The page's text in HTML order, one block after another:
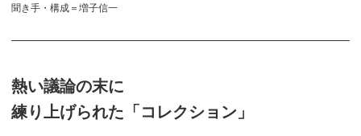
聞き手・構成＝増子信一
熱い議論の末に
練り上げられた「コレクション」